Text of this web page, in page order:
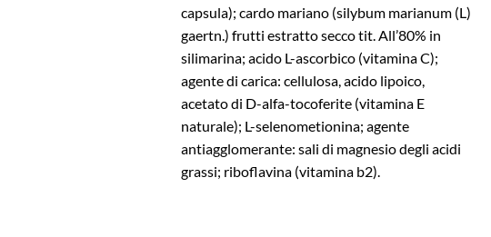
capsula); cardo mariano (silybum marianum (L)
gaertn.) frutti estratto secco tit. All’80% in
silimarina; acido L-ascorbico (vitamina C);
agente di carica: cellulosa, acido lipoico,
acetato di D-alfa-tocoferite (vitamina E
naturale); L-selenometionina; agente
antiagglomerante: sali di magnesio degli acidi
grassi; riboflavina (vitamina b2).